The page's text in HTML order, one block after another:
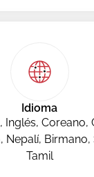
Idioma
Inglés, Coreano,
Nepalí, Birmano,
Tamil